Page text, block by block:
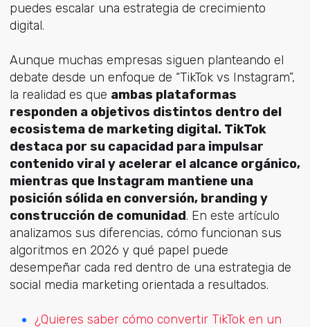
puedes escalar una estrategia de crecimiento
digital.
Aunque muchas empresas siguen planteando el
debate desde un enfoque de “TikTok vs Instagram”,
la realidad es que ambas plataformas
responden a objetivos distintos dentro del
ecosistema de marketing digital. TikTok
destaca por su capacidad para impulsar
contenido viral y acelerar el alcance orgánico,
mientras que Instagram mantiene una
posición sólida en conversión, branding y
construcción de comunidad. En este artículo
analizamos sus diferencias, cómo funcionan sus
algoritmos en 2026 y qué papel puede
desempeñar cada red dentro de una estrategia de
social media marketing orientada a resultados.
¿Quieres saber cómo convertir TikTok en un